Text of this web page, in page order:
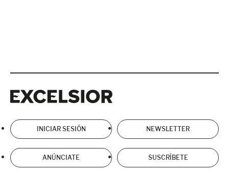
INICIAR SESIÓN NEWSLETTER
ANÚNCIATE SUSCRÍBETE